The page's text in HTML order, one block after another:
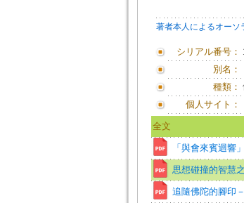
著者本人によるオーソ
シリアル番号：
別名：
種類：
個人サイト：
全文
「與會來賓迴響
思想碰撞的智慧
追隨佛陀的腳印